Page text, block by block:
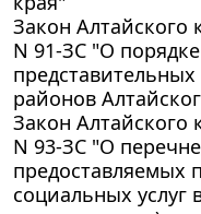
Закон Алтайского
N 91-ЗС "О
районов
Закон Алтайского
N 93-ЗС "О
предоставляемых
социальных услуг